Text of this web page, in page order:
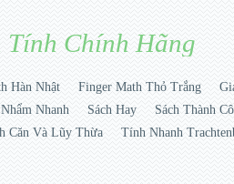
Hàn Nhật Finger Math Thỏ Trắng
Nhanh
Sách Hay Sách Thành
Căn Và Lũy Thừa
Tính Nhanh